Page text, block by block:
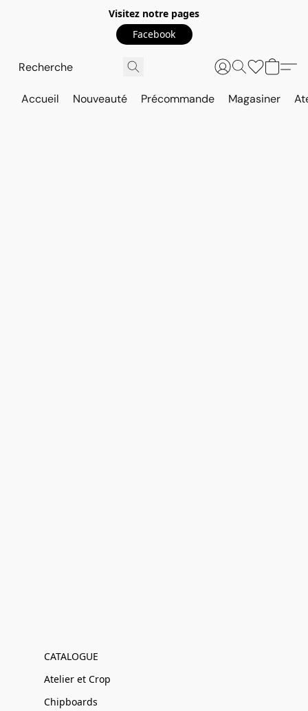
Visitez notre pages
Facebook
Accueil Nouveauté Précommande Magasiner
CATALOGUE
Atelier et Crop
Chipboards